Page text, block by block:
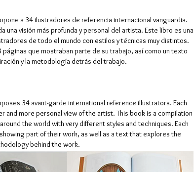
a 34 ilustradores de referencia internacional vanguardia.
una visión más profunda y personal del artista. Este libro es una
de todo el mundo con estilos y técnicas muy distintos.
páginas que mostraban parte de su trabajo, así como un texto
y la metodología detrás del trabajo.
34 avant-garde international reference illustrators. Each
and more personal view of the artist. This book is a compilation
the world with very different styles and techniques. Each
part of their work, as well as a text that explores the
behind the work.